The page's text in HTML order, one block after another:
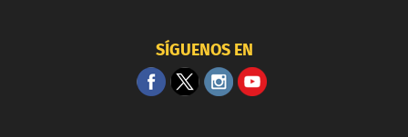
SÍGUENOS EN